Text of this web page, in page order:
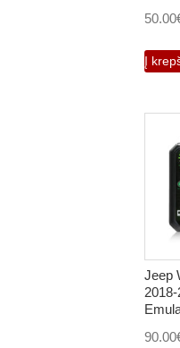
50.00
Į
Jeep
90.00